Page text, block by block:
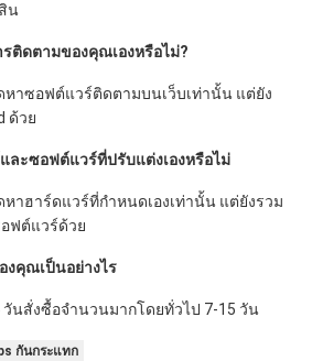
น
ติดตามของคุณเองหรือไม่?
หาซอฟต์แวร์ติดตามบนเว็บเท่านั้น แต่ยัง
ด้วย
ละซอฟต์แวร์ที่ปรับแต่งเองหรือไม่
หาฮาร์ดแวร์ที่กำหนดเองเท่านั้น แต่ยังรวม
ฟต์แวร์ด้วย
งคุณเป็นอย่างไร
วันสั่งซื้อจำนวนมากโดยทั่วไป 7-15 วัน
กันกระแทก